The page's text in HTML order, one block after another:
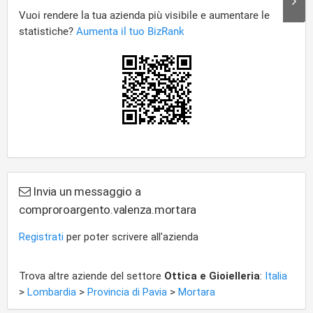
Invia un messaggio a
comproroargento.valenza.mortara
Registrati per poter scrivere all'azienda
Trova altre aziende del settore Ottica e Gioielleria: Italia
> Lombardia > Provincia di Pavia > Mortara